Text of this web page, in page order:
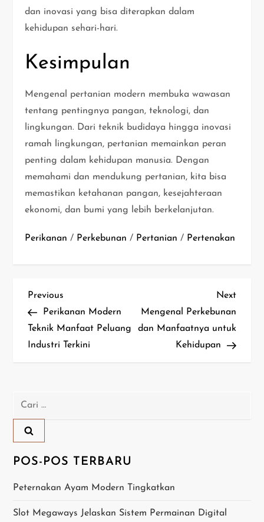
dan inovasi yang bisa diterapkan dalam
kehidupan sehari-hari.
Kesimpulan
Mengenal pertanian modern membuka wawasan
tentang pentingnya pangan, teknologi, dan
lingkungan. Dari teknik budidaya hingga inovasi
ramah lingkungan, pertanian memainkan peran
penting dalam kehidupan manusia. Dengan
memahami dan mendukung pertanian, kita bisa
memastikan ketahanan pangan, kesejahteraan
ekonomi, dan bumi yang lebih berkelanjutan.
Perikanan / Perkebunan / Pertanian / Pertenakan
N
a
v
g
a
s
i
p
Previous
Post
Previous
Perikanan Modern
Teknik Manfaat Peluang
Industri Terkini
Next
Post
Next
Mengenal Perkebunan
dan Manfaatnya untuk
Kehidupan
Cari
POS-POS TERBARU
Peternakan Ayam Modern Tingkatkan
Slot Megaways Jelaskan Sistem Permainan Digital